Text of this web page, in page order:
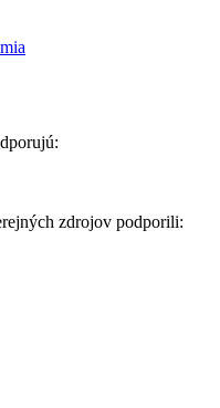
zdrojov podporili: